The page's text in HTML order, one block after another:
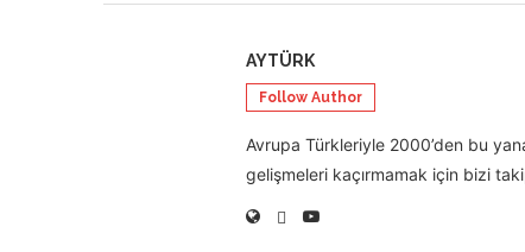
AYTÜRK
Follow Author
Avrupa Türkleriyle 2000’den bu
gelişmeleri kaçırmamak için bizi